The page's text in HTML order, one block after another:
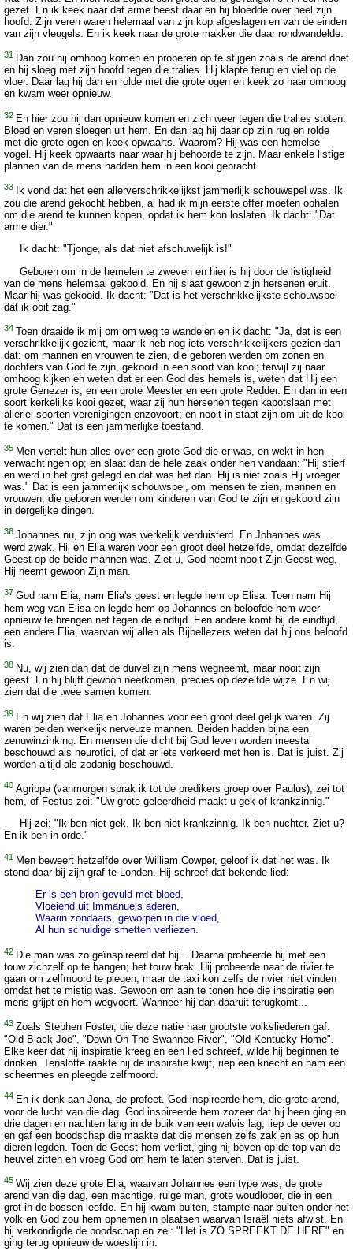
gezet. En ik keek naar dat arme beest daar en hij bloedde over heel zijn
hoofd. Zijn veren waren helemaal van zijn kop afgeslagen en van de einden
van zijn vleugels. En ik keek naar de grote makker die daar rondwandelde.
31 Dan zou hij omhoog komen en proberen op te stijgen zoals de arend doet
en hij sloeg met zijn hoofd tegen die tralies. Hij klapte terug en viel op de
vloer. Daar lag hij dan en rolde met die grote ogen en keek zo naar omhoog
en kwam weer opnieuw.
32 En hier zou hij dan opnieuw komen en zich weer tegen die tralies stoten.
Bloed en veren sloegen uit hem. En dan lag hij daar op zijn rug en rolde
met die grote ogen en keek opwaarts. Waarom? Hij was een hemelse
vogel. Hij keek opwaarts naar waar hij behoorde te zijn. Maar enkele listige
plannen van de mens hadden hem in een kooi gebracht.
33
Ik vond dat het een allerverschrikkelijkst jammerlijk schouwspel was. Ik
zou die arend gekocht hebben, al had ik mijn eerste offer moeten ophalen
om die arend te kunnen kopen, opdat ik hem kon loslaten. Ik dacht: "Dat
arme dier."
Ik dacht: "Tjonge, als dat niet afschuwelijk is!"
Geboren om in de hemelen te zweven en hier is hij door de listigheid
van de mens helemaal gekooid. En hij slaat gewoon zijn hersenen eruit.
Maar hij was gekooid. Ik dacht: "Dat is het verschrikkelijkste schouwspel
dat ik ooit zag."
34 Toen draaide ik mij om om weg te wandelen en ik dacht: "Ja, dat is een
verschrikkelijk gezicht, maar ik heb nog iets verschrikkelijkers gezien dan
dat: om mannen en vrouwen te zien, die geboren werden om zonen en
dochters van God te zijn, gekooid in een soort van kooi; terwijl zij naar
omhoog kijken en weten dat er een God des hemels is, weten dat Hij een
grote Genezer is, en een grote Meester en een grote Redder. En dan in een
soort kerkelijke kooi gezet, waar zij hun hersenen tegen kapotslaan met
allerlei soorten verenigingen enzovoort; en nooit in staat zijn om uit de kooi
te komen." Dat is een jammerlijke toestand.
35 Men vertelt hun alles over een grote God die er was, en wekt in hen
verwachtingen op; en slaat dan de hele zaak onder hen vandaan: "Hij stierf
en werd in het graf gelegd en dat was het dan. Hij is niet zoals Hij vroeger
was." Dat is een jammerlijk schouwspel, om mensen te zien, mannen en
vrouwen, die geboren werden om kinderen van God te zijn en gekooid zijn
in dergelijke dingen.
36 Johannes nu, zijn oog was werkelijk verduisterd. En Johannes was...
werd zwak. Hij en Elia waren voor een groot deel hetzelfde, omdat dezelfde
Geest op de beide mannen was. Ziet u, God neemt nooit Zijn Geest weg,
Hij neemt gewoon Zijn man.
37 God nam Elia, nam Elia's geest en legde hem op Elisa. Toen nam Hij
hem weg van Elisa en legde hem op Johannes en beloofde hem weer
opnieuw te brengen net tegen de eindtijd. Een andere komt bij de eindtijd,
een andere Elia, waarvan wij allen als Bijbellezers weten dat hij ons beloofd
is.
38 Nu, wij zien dan dat de duivel zijn mens wegneemt, maar nooit zijn
geest. En hij blijft gewoon neerkomen, precies op dezelfde wijze. En wij
zien dat die twee samen komen.
39 En wij zien dat Elia en Johannes voor een groot deel gelijk waren. Zij
waren beiden werkelijk nerveuze mannen. Beiden hadden bijna een
zenuwinzinking. En mensen die dicht bij God leven worden meestal
beschouwd als neurotici, of dat er iets verkeerd met hen is. Dat is juist. Zij
worden altijd als zodanig beschouwd.
40 Agrippa (vanmorgen sprak ik tot de predikers groep over Paulus), zei tot
hem, of Festus zei: "Uw grote geleerdheid maakt u gek of krankzinnig."
Hij zei: "Ik ben niet gek. Ik ben niet krankzinnig. Ik ben nuchter. Ziet u?
En ik ben in orde."
41 Men beweert hetzelfde over William Cowper, geloof ik dat het was. Ik
stond daar bij zijn graf te Londen. Hij schreef dat bekende lied:
Er is een bron gevuld met bloed,
Vloeiend uit Immanuëls aderen,
Waarin zondaars, geworpen in die vloed,
Al hun schuldige smetten verliezen.
42 Die man was zo geïnspireerd dat hij... Daarna probeerde hij met een
touw zichzelf op te hangen; het touw brak. Hij probeerde naar de rivier te
gaan om zelfmoord te plegen, maar de taxi kon zelfs de rivier niet vinden
omdat het te mistig was. Gewoon om aan te tonen hoe die inspiratie een
mens grijpt en hem wegvoert. Wanneer hij dan daaruit terugkomt...
43 Zoals Stephen Foster, die deze natie haar grootste volksliederen gaf.
"Old Black Joe", "Down On The Swannee River", "Old Kentucky Home".
Elke keer dat hij inspiratie kreeg en een lied schreef, wilde hij beginnen te
drinken. Tenslotte raakte hij de inspiratie kwijt, riep een knecht en nam een
scheermes en pleegde zelfmoord.
44 En ik denk aan Jona, de profeet. God inspireerde hem, die grote arend,
voor de lucht van die dag. God inspireerde hem zozeer dat hij heen ging en
drie dagen en nachten lang in de buik van een walvis lag; liep de oever op
en gaf een boodschap die maakte dat die mensen zelfs zak en as op hun
dieren legden. Toen de Geest hem verliet, ging hij boven op de top van de
heuvel zitten en vroeg God om hem te laten sterven. Dat is juist.
45 Wij zien deze grote Elia, waarvan Johannes een type was, de grote
arend van die dag, een machtige, ruige man, grote woudloper, die in een
grot in de bossen leefde. En hij kwam buiten, stampte naar buiten onder het
volk en God zou hem opnemen in plaatsen waarvan Israël niets afwist. En
hij verkondigde de boodschap en zei: "Het is ZO SPREEKT DE HERE" en
ging terug opnieuw de woestijn in.